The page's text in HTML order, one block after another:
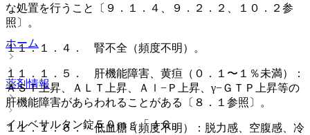
な処置を行うこと〔９．１．４、９．２．２、１０．２参
照〕。
１１．１．４． 腎不全（頻度不明）。
１１．１．５． 肝機能障害、黄疸（０．１〜１％未満）：
ＡＳＴ上昇、ＡＬＴ上昇、Ａｌ−Ｐ上昇、γ−ＧＴＰ上昇等の
肝機能障害があらわれることがある〔８．１参照〕。
１１．１．６． 低血糖（頻度不明）：脱力感、空腹感、冷
ホーム
薬剤情報
イルベサルタン錠５０ｍｇ「ＪＧ」